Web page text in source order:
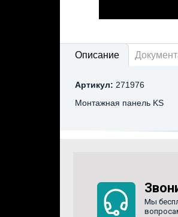
Описание
Артикул: 271976
Монтажная панель KS
Мы